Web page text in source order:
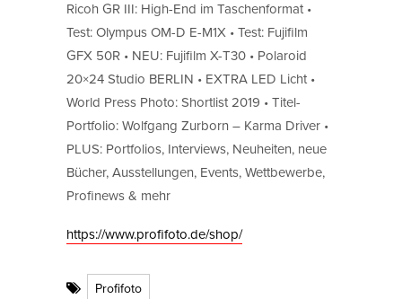
Ricoh GR III: High-End im Taschenformat •
Test: Olympus OM-D E-M1X • Test: Fujifilm
GFX 50R • NEU: Fujifilm X-T30 • Polaroid
20×24 Studio BERLIN • EXTRA LED Licht •
World Press Photo: Shortlist 2019 • Titel-
Portfolio: Wolfgang Zurborn – Karma Driver •
PLUS: Portfolios, Interviews, Neuheiten, neue
Bücher, Ausstellungen, Events, Wettbewerbe,
Profinews & mehr
https://www.profifoto.de/shop/
Profifoto